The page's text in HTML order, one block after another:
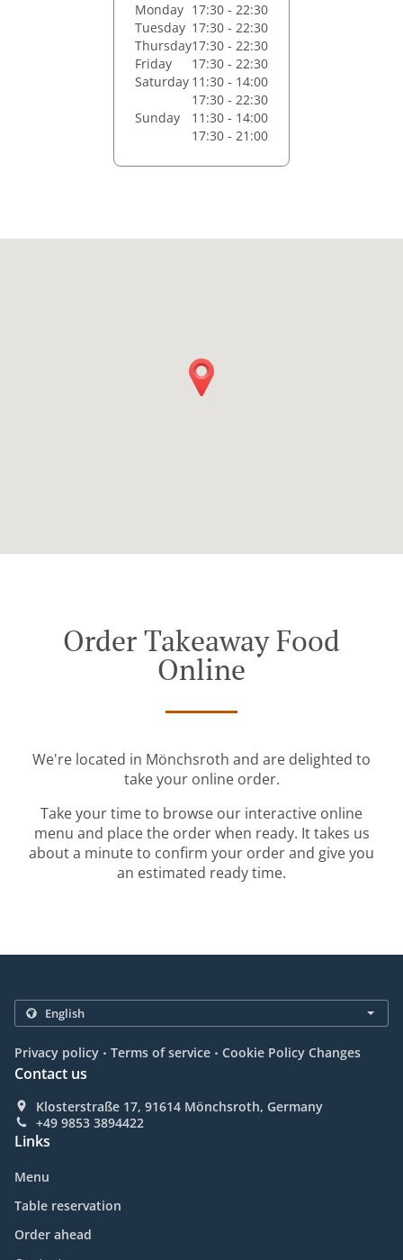
Monday 17:30 - 22:30
Tuesday 17:30 - 22:30
Thursday17:30 - 22:30
Friday
17:30 - 22:30
Saturday 11:30 - 14:00
17:30 - 22:30
Sunday
11:30 - 14:00
17:30 - 21:00
Order Takeaway Food
Online
We're located in Mönchsroth and are delighted to
take your online order.
Take your time to browse our interactive online
menu and place the order when ready. It takes us
about a minute to confirm your order and give you
an estimated ready time.
Privacy policy . Terms of service . Cookie Policy Changes
Contact us
Klosterstraße 17, 91614 Mönchsroth, Germany
+49 9853 3894422
Links
Menu
Table reservation
Order ahead